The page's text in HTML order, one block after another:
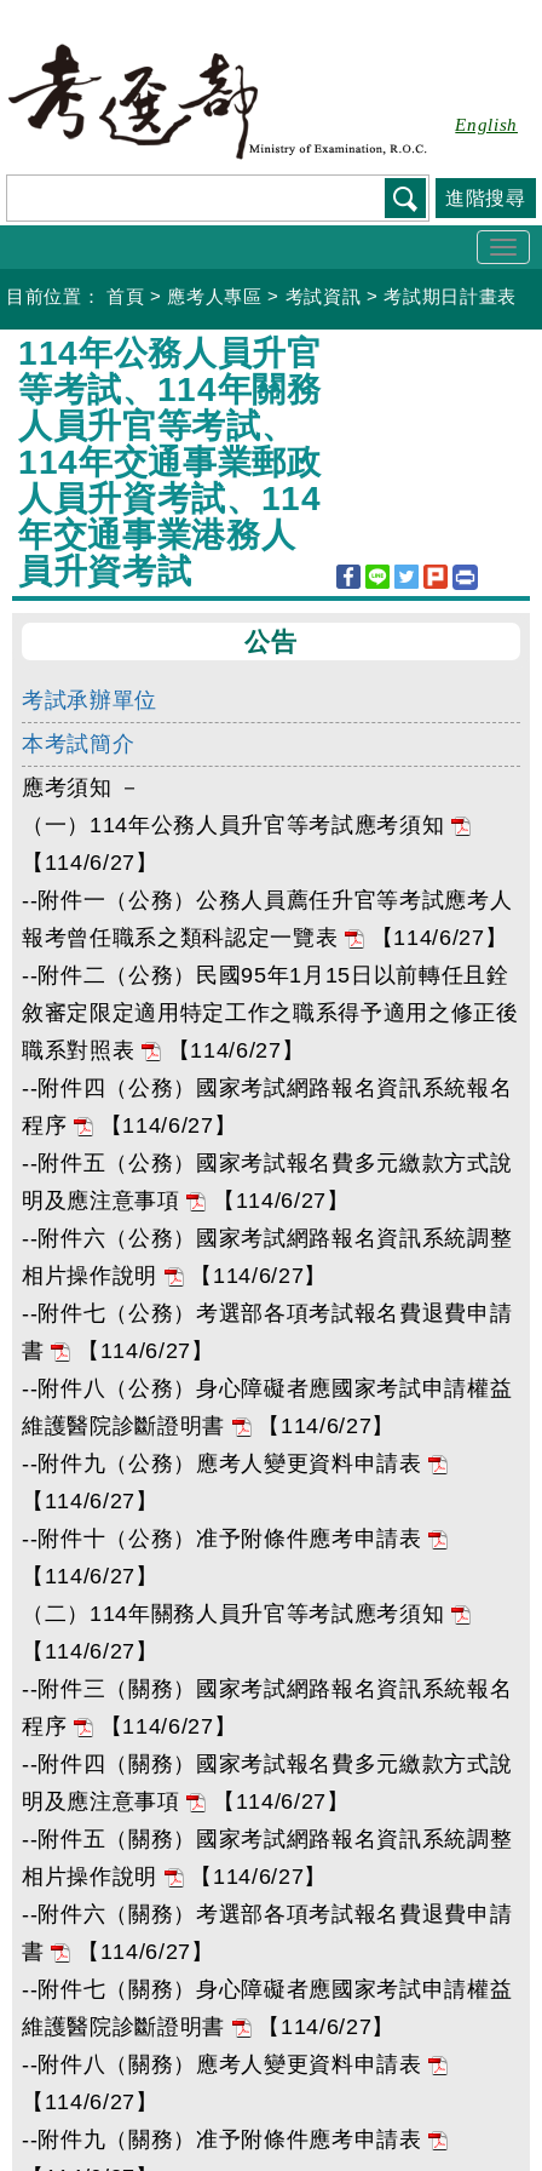
要
容
English
進階搜尋
目前位置： 首頁 > 應考人專區 > 考試資訊 >考試期日計畫表
:::
114年公務人員升官
等考試、114年關務
人員升官等考試、
114年交通事業郵政
人員升資考試、114
年交通事業港務人
員升資考試
公告
考試承辦單位
本考試簡介
應考須知 －
（一）114年公務人員升官等考試應考須知
【114/6/27】
--附件一（公務）公務人員薦任升官等考試應考人
報考曾任職系之類科認定一覽表
【114/6/27】
--附件二（公務）民國95年1月15日以前轉任且銓
敘審定限定適用特定工作之職系得予適用之修正後
職系對照表
【114/6/27】
--附件四（公務）國家考試網路報名資訊系統報名
程序
【114/6/27】
--附件五（公務）國家考試報名費多元繳款方式說
明及應注意事項
【114/6/27】
--附件六（公務）國家考試網路報名資訊系統調整
相片操作說明
【114/6/27】
--附件七（公務）考選部各項考試報名費退費申請
書
【114/6/27】
--附件八（公務）身心障礙者應國家考試申請權益
維護醫院診斷證明書
【114/6/27】
--附件九（公務）應考人變更資料申請表
【114/6/27】
--附件十（公務）准予附條件應考申請表
【114/6/27】
（二）114年關務人員升官等考試應考須知
【114/6/27】
--附件三（關務）國家考試網路報名資訊系統報名
程序
【114/6/27】
--附件四（關務）國家考試報名費多元繳款方式說
明及應注意事項
【114/6/27】
--附件五（關務）國家考試網路報名資訊系統調整
相片操作說明
【114/6/27】
--附件六（關務）考選部各項考試報名費退費申請
書
【114/6/27】
--附件七（關務）身心障礙者應國家考試申請權益
維護醫院診斷證明書
【114/6/27】
--附件八（關務）應考人變更資料申請表
【114/6/27】
--附件九（關務）准予附條件應考申請表